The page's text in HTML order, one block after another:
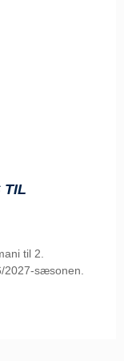
TIL
til 2.
2027-sæsonen.